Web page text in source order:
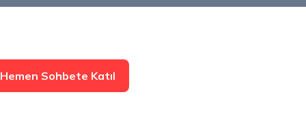
Hemen Sohbete Katıl